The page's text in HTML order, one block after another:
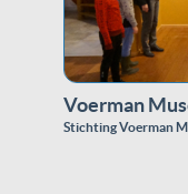
Voerman
Stichting Voerman